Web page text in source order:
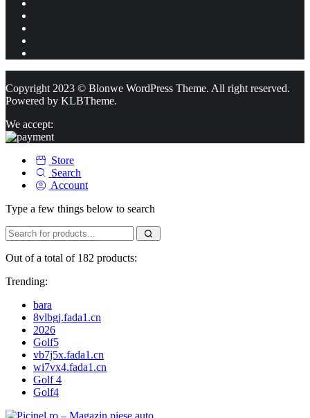
Copyright 2023 © Blonwe WordPress Theme. All right reserved.
Powered by KLBTheme.
We accept:
Store
Search
Account
Type a few things below to search
Out of a total of 182 products:
Trending:
bara
8vlbgj.fada1.cn
2026
Golf5
vb7j5x.fada1.cn
wi7vx4.fada1.cn
Golf 4
Golf4